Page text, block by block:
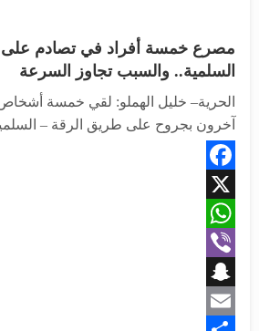
مصرع خمسة أفراد في تصادم على
السلمية.. والسبب تجاوز السرعة
آخرون بجروح على طريق الرقة –
Facebook
X
WhatsApp
Viber
Snapchat